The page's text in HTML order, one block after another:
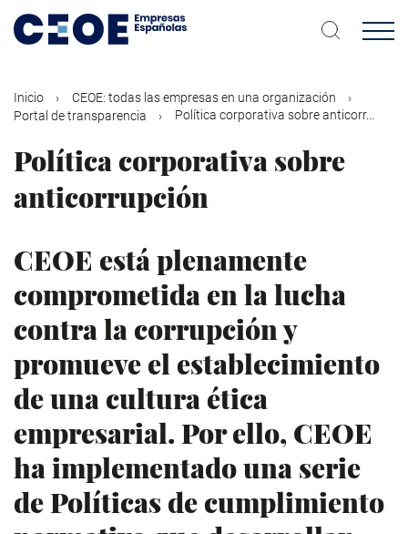
contenido
Inicio
CEOE: todas las empresas en una organización
Portal de transparencia
Política corporativa sobre anticorr...
Política corporativa sobre
anticorrupción
CEOE está plenamente
comprometida en la lucha
contra la corrupción y
promueve el establecimiento
de una cultura ética
empresarial. Por ello, CEOE
ha implementado una serie
de Políticas de cumplimiento